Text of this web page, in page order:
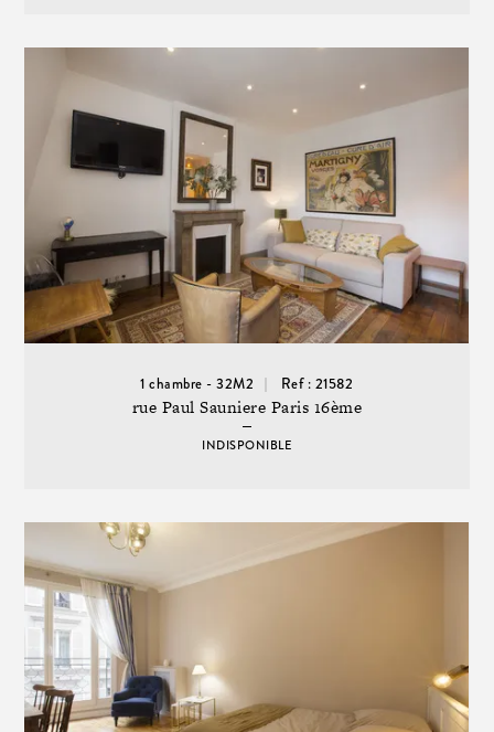
1 chambre - 32M2 Ref : 21582
rue Paul Sauniere Paris 16ème
INDISPONIBLE